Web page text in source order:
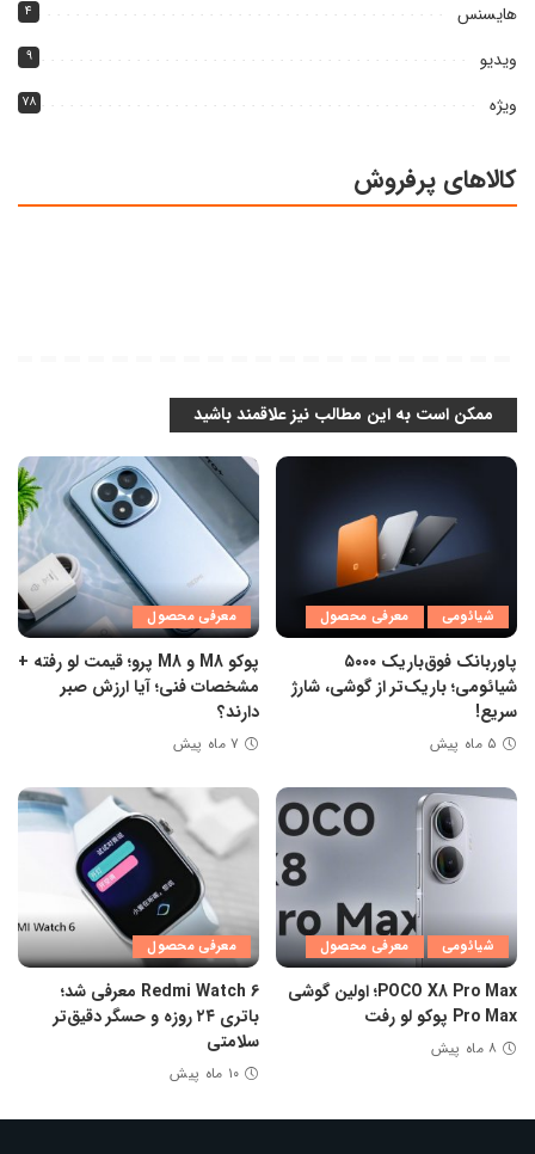
هایسنس ۴
ویدیو ۹
ویژه ۷۸
کالاهای پرفروش
ممکن است به این مطالب نیز علاقمند باشید
شیائومی معرفی محصول
پاوربانک فوق‌باریک ۵۰۰۰
شیائومی؛ باریک‌تر از گوشی، شارژ
سریع!
۵ ماه پیش
معرفی محصول
پوکو M8 و M8 پرو؛ قیمت لو رفته +
مشخصات فنی؛ آیا ارزش صبر
دارند؟
۷ ماه پیش
شیائومی معرفی محصول
POCO X8 Pro Max؛ اولین گوشی
Pro Max پوکو لو رفت
۸ ماه پیش
معرفی محصول
Redmi Watch 6 معرفی شد؛
باتری ۲۴ روزه و حسگر دقیق‌تر
سلامتی
۱۰ ماه پیش